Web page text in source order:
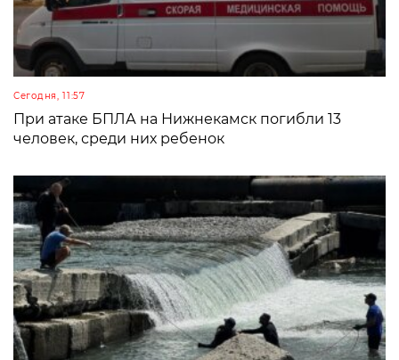
Сегодня, 11:57
При атаке БПЛА на Нижнекамск погибли 13
человек, среди них ребенок